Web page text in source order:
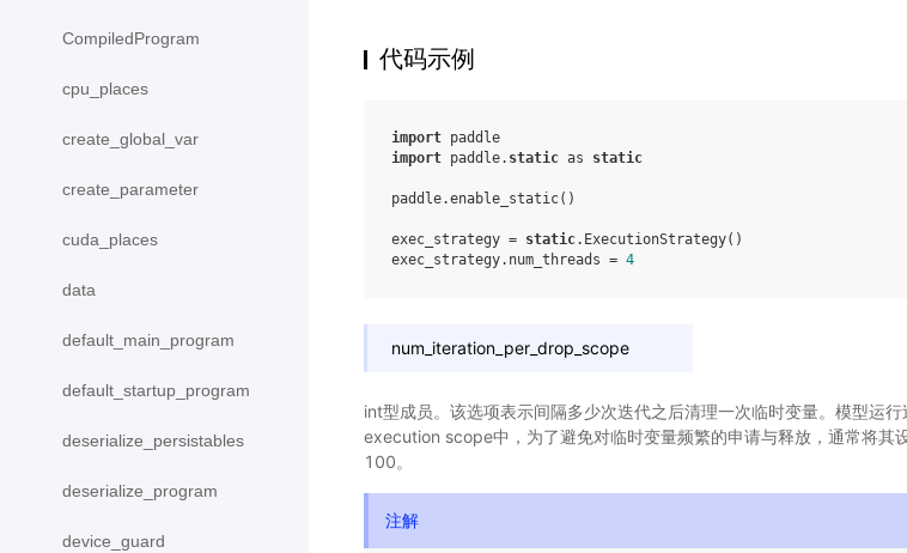
CompiledProgram
cpu_places
create_global_var
create_parameter
cuda_places
data
default_main_program
default_startup_program
deserialize_persistables
deserialize_program
device_guard
代码示例
import paddle
import paddle. static as static
paddle.enable_static()
exec_strategy = static. ExecutionStrategy()
exec_strategy. num_threads = 4
num_iteration_per_drop_scope
int型成员。该选项表示间隔多少次迭代之后清理一次临时变量。模型运
execution scope中，为了避免对临时变量频繁的申请与释放，通常将其
100。
注解